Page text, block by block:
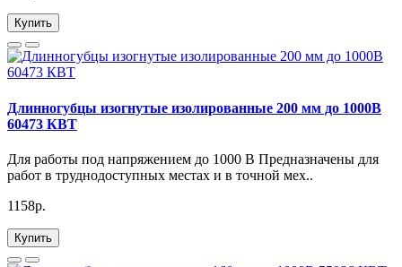
Купить
Длинногубцы изогнутые изолированные 200 мм до 1000В
60473 КВТ
Для работы под напряжением до 1000 В Предназначены для
работ в труднодоступных местах и в точной мех..
1158р.
Купить